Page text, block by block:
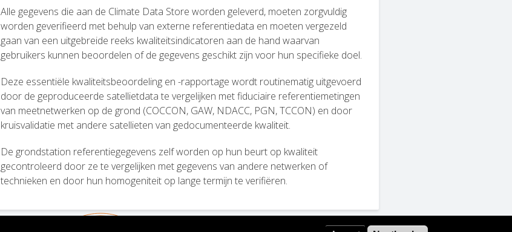
Alle gegevens die aan de Climate Data Store worden geleverd, moeten zorgvuldig
worden geverifieerd met behulp van externe referentiedata en moeten vergezeld
gaan van een uitgebreide reeks kwaliteitsindicatoren aan de hand waarvan
gebruikers kunnen beoordelen of de gegevens geschikt zijn voor hun specifieke doel.
Deze essentiële kwaliteitsbeoordeling en -rapportage wordt routinematig uitgevoerd
door de geproduceerde satellietdata te vergelijken met fiduciaire referentiemetingen
van meetnetwerken op de grond (COCCON, GAW, NDACC, PGN, TCCON) en door
kruisvalidatie met andere satellieten van gedocumenteerde kwaliteit.
De grondstation referentiegegevens zelf worden op hun beurt op kwaliteit
gecontroleerd door ze te vergelijken met gegevens van andere netwerken of
technieken en door hun homogeniteit op lange termijn te verifiëren.